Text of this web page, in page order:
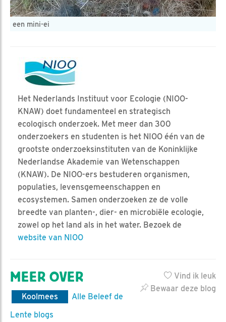
een mini-ei
Het Nederlands Instituut voor Ecologie (NIOO-
KNAW) doet fundamenteel en strategisch
ecologisch onderzoek. Met meer dan 300
onderzoekers en studenten is het NIOO één van de
grootste onderzoeksinstituten van de Koninklijke
Nederlandse Akademie van Wetenschappen
(KNAW). De NIOO-ers bestuderen organismen,
populaties, levensgemeenschappen en
ecosystemen. Samen onderzoeken ze de volle
breedte van planten-, dier- en microbiële ecologie,
zowel op het land als in het water. Bezoek de
website van NIOO
Vind ik leuk
Bewaar deze blog
MEER OVER
Koolmees
Alle Beleef de
Lente blogs